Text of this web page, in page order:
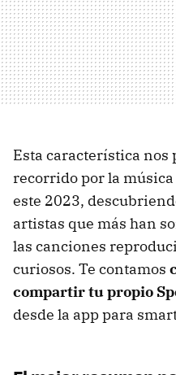
Esta característica nos
recorrido por la
este 2023,
artistas que más han
las canciones
curiosos. Te contamos
compartir tu propio
desde la app para